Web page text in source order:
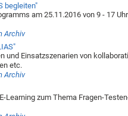
begleiten"
am 25.11.2016 von 9 - 17
Archiv
und Einsatzszenarien von
etc.
Archiv
Learning zum Thema Fragen-